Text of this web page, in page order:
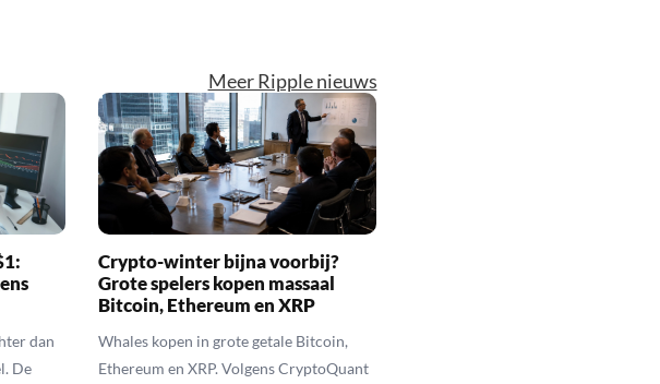
Meer Ripple nieuws
dan
De
Crypto-winter bijna voorbij?
Grote spelers kopen massaal
Bitcoin, Ethereum en XRP
Whales kopen in grote getale Bitcoin,
Ethereum en XRP. Volgens CryptoQuant